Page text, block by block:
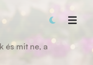
és mit ne, a